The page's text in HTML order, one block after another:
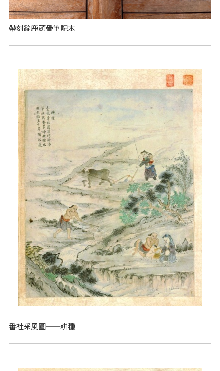
帶刻辭鹿頭骨筆記本
番社采風圖──耕種